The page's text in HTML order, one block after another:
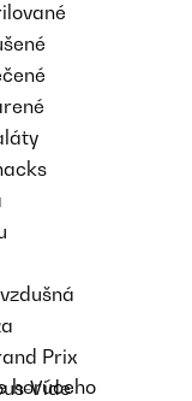
Prix
Vide
horúceho